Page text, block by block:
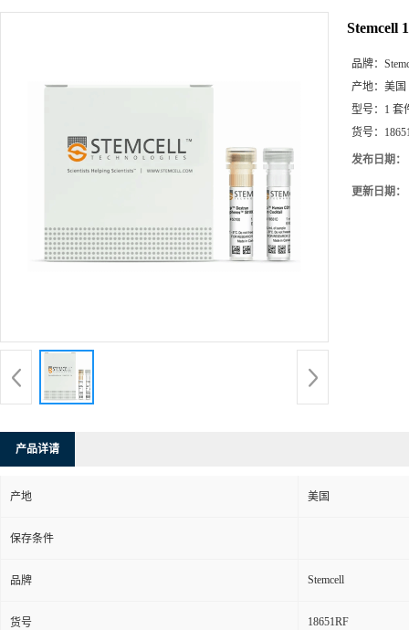
Stemcell
品牌：
产地： 美国
型号： 1 套
货号：
发布日期：
更新日期：
产品详请
产地 美国
保存条件
品牌 Stemcell
货号 18651RF